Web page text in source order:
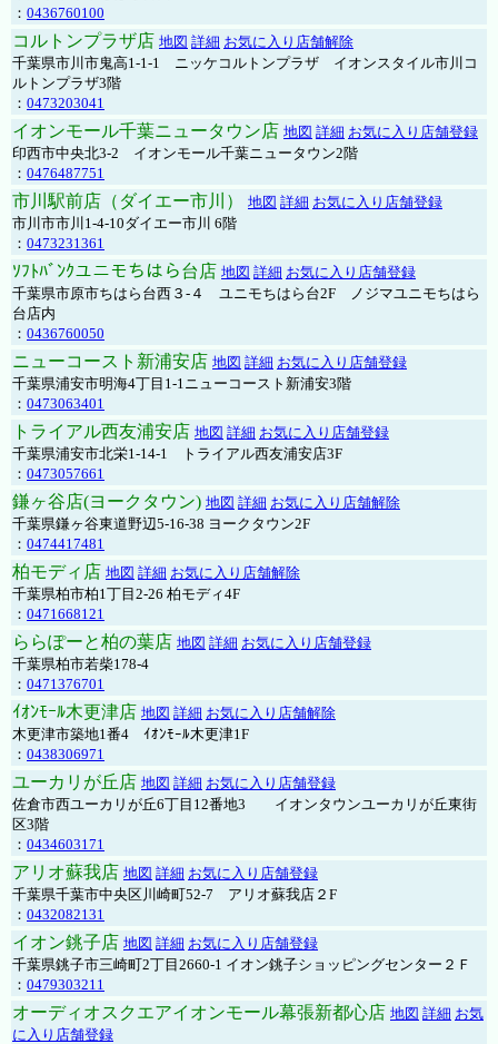
： 0436760100
コルトンプラザ店 地図 詳細 お気に入り店舗解除
千葉県市川市鬼高1-1-1 ニッケコルトンプラザ イオンスタイル市川コ
ルトンプラザ3階
： 0473203041
イオンモール千葉ニュータウン店 地図 詳細 お気に入り店舗登録
印西市中央北3-2 イオンモール千葉ニュータウン2階
： 0476487751
市川駅前店（ダイエー市川） 地図 詳細 お気に入り店舗登録
市川市市川1-4-10ダイエー市川 6階
： 0473231361
ｿﾌﾄﾊﾞﾝｸユニモちはら台店 地図 詳細 お気に入り店舗登録
千葉県市原市ちはら台西３-４ ユニモちはら台2F ノジマユニモちはら
台店内
： 0436760050
ニューコースト新浦安店 地図 詳細 お気に入り店舗登録
千葉県浦安市明海4丁目1-1ニューコースト新浦安3階
： 0473063401
トライアル西友浦安店 地図 詳細 お気に入り店舗登録
千葉県浦安市北栄1-14-1 トライアル西友浦安店3F
： 0473057661
鎌ヶ谷店(ヨークタウン) 地図 詳細 お気に入り店舗解除
千葉県鎌ヶ谷東道野辺5-16-38 ヨークタウン2F
： 0474417481
柏モディ店 地図 詳細 お気に入り店舗解除
千葉県柏市柏1丁目2-26 柏モディ4F
： 0471668121
ららぽーと柏の葉店 地図 詳細 お気に入り店舗登録
千葉県柏市若柴178-4
： 0471376701
ｲｵﾝﾓｰﾙ木更津店 地図 詳細 お気に入り店舗解除
木更津市築地1番4 ｲｵﾝﾓｰﾙ木更津1F
： 0438306971
ユーカリが丘店 地図 詳細 お気に入り店舗登録
佐倉市西ユーカリが丘6丁目12番地3 イオンタウンユーカリが丘東街
区3階
： 0434603171
アリオ蘇我店 地図 詳細 お気に入り店舗登録
千葉県千葉市中央区川崎町52-7 アリオ蘇我店２F
： 0432082131
イオン銚子店 地図 詳細 お気に入り店舗登録
千葉県銚子市三崎町2丁目2660-1 イオン銚子ショッピングセンター２Ｆ
： 0479303211
オーディオスクエアイオンモール幕張新都心店 地図 詳細 お気
に入り店舗登録